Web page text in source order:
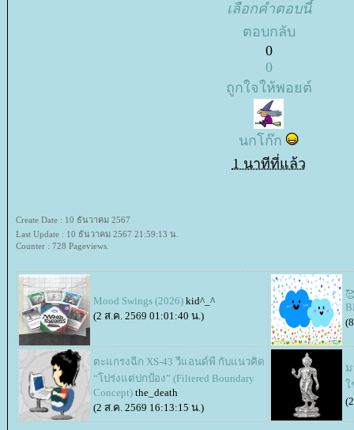
เลือกคำตอบนี้
ตอบกลับ
0
0
ถูกใจให้พอยต์
นกโก๊ก
1 นาทีที่แล้ว
Create Date : 10 ธันวาคม 2567
Last Update : 10 ธันวาคม 2567 21:59:13 น.
Counter : 728 Pageviews.
Mood Swings (2026) kid^_^
(2 ส.ค. 2569 01:01:40 น.)
ตะแกรงฉีก XS-43 วีแอนด์พี กับแนวคิด
“โปร่งแต่ปกป้อง” (Filtered Boundary
Concept) the_death
(2 ส.ค. 2569 16:13:15 น.)
ม